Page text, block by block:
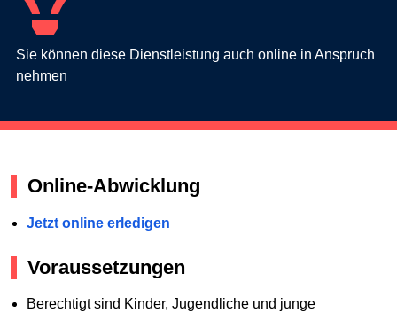
Sie können diese Dienstleistung auch online in Anspruch
nehmen
Online-Abwicklung
Jetzt online erledigen
Voraussetzungen
Berechtigt sind Kinder, Jugendliche und junge